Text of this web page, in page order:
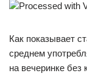
Processed with
Как показывает
среднем
на вечеринке без